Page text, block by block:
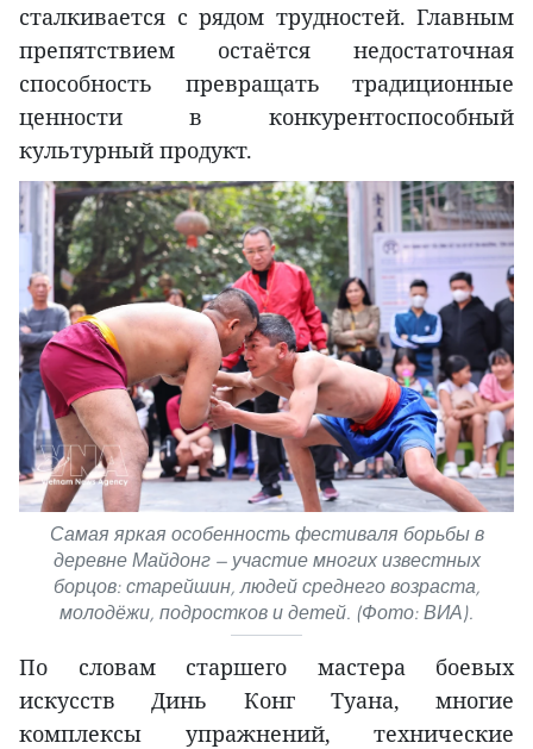
сталкивается с рядом трудностей. Главным
препятствием остаётся недостаточная
способность превращать традиционные
ценности в конкурентоспособный
культурный продукт.
Самая яркая особенность фестиваля борьбы в
деревне Майдонг — участие многих известных
борцов: старейшин, людей среднего возраста,
молодёжи, подростков и детей. (Фото: ВИА).
По словам старшего мастера боевых
искусств Динь Конг Туана, многие
комплексы упражнений, технические